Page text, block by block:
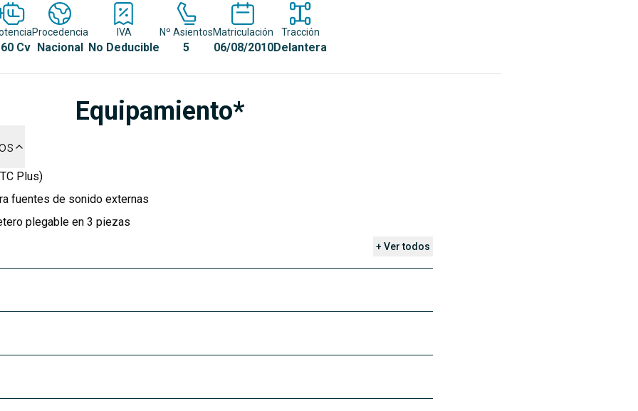
Cv
Procedencia
Nacional
IVA
No Deducible
Nº Asientos
5
Matriculación
06/08/2010
Tracción
Delantera
Equipamiento*
Plus)
fuentes de sonido externas
plegable en 3 piezas
+ Ver todos